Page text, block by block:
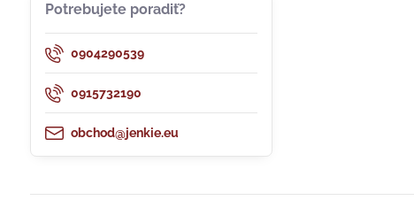
Potrebujete poradiť?
0904290539
0915732190
obchod@jenkie.eu